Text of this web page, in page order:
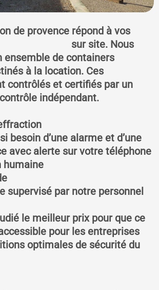
de provence répond à vos
sur site. Nous
ensemble de containers
à la location. Ces
contrôlés et certifiés par un
indépendant.
besoin d’une alarme et d’une
avec alerte sur votre téléphone
humaine
supervisé par notre personnel
le meilleur prix pour que ce
pour les entreprises
optimales de sécurité du